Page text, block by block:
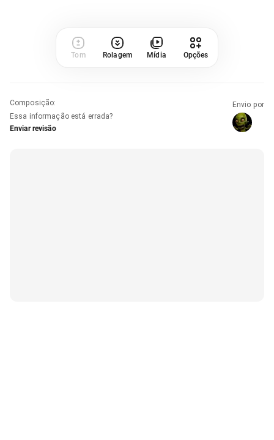
Tom Rolagem Mídia Opções
Composição:
Essa informação está errada?
Enviar revisão
Envio por